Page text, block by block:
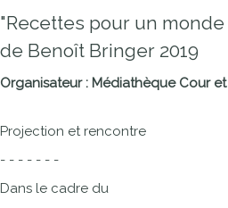
"Recettes pour un
de Benoît Bringer 2019
Organisateur : Médiathèque Cour et
Projection et rencontre
- - - - - - -
Dans le cadre du